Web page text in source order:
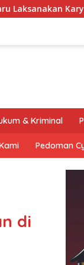
Bhakti
& Kriminal
Pedoman
di